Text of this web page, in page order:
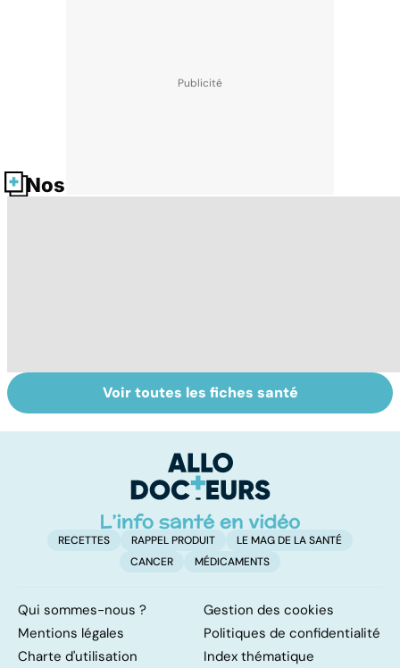
Nos fiches santé
Incontinence
urinaire : les
Tout savoir sur
les infections
Voir toutes les fiches santé
RECETTES RAPPEL PRODUIT
LE MAG DE LA SANTÉ
CANCER
MÉDICAMENTS
Qui sommes-nous ?
Gestion des cookies
Mentions légales
Politiques de confidentialité
Charte d'utilisation
Index thématique